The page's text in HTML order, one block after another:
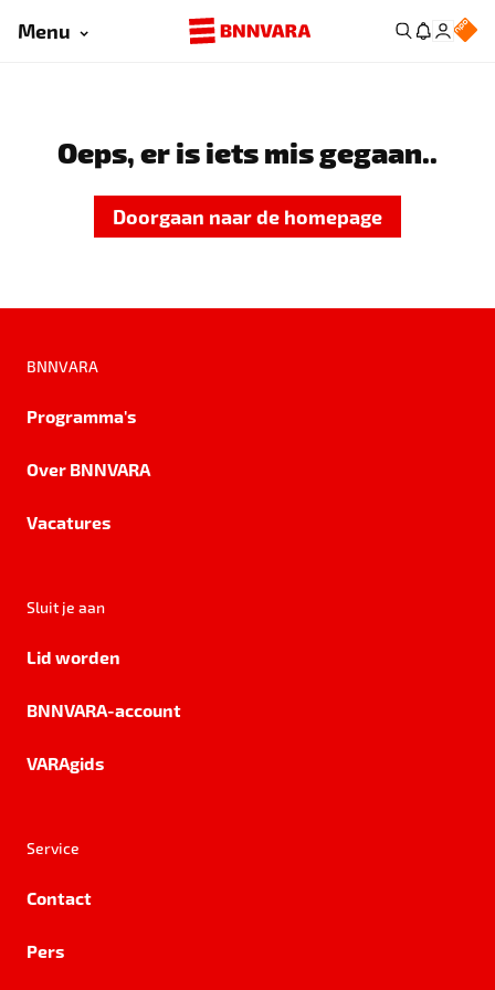
Menu
Oeps, er is iets mis gegaan..
Doorgaan naar de homepage
BNNVARA
Programma's
Over BNNVARA
Vacatures
Sluit je aan
Lid worden
BNNVARA-account
VARAgids
Service
Contact
Pers